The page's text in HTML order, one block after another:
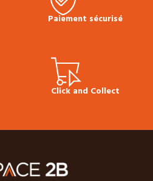
Paiement sécurisé
Click and Collect